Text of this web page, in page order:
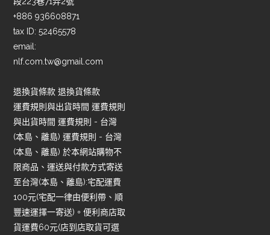
+886 936608871
tax ID: 52465578
email:
nlf.com.tw@gmail.com
退換貨條款 退換貨條款
運費規則與出貨時間 運費規則
與出貨時間 運費規則 - 台灣
(本島、離島) 運費規則 - 台灣
(本島、離島) 於本網站購物不
限商品、運送與付款方式寄送
至台灣(本島、離島):宅配運費
100元(宅配一律由便利帶、順
豐速運擇一寄送)。便利商店取
貨運費60元(店到店取貨可選